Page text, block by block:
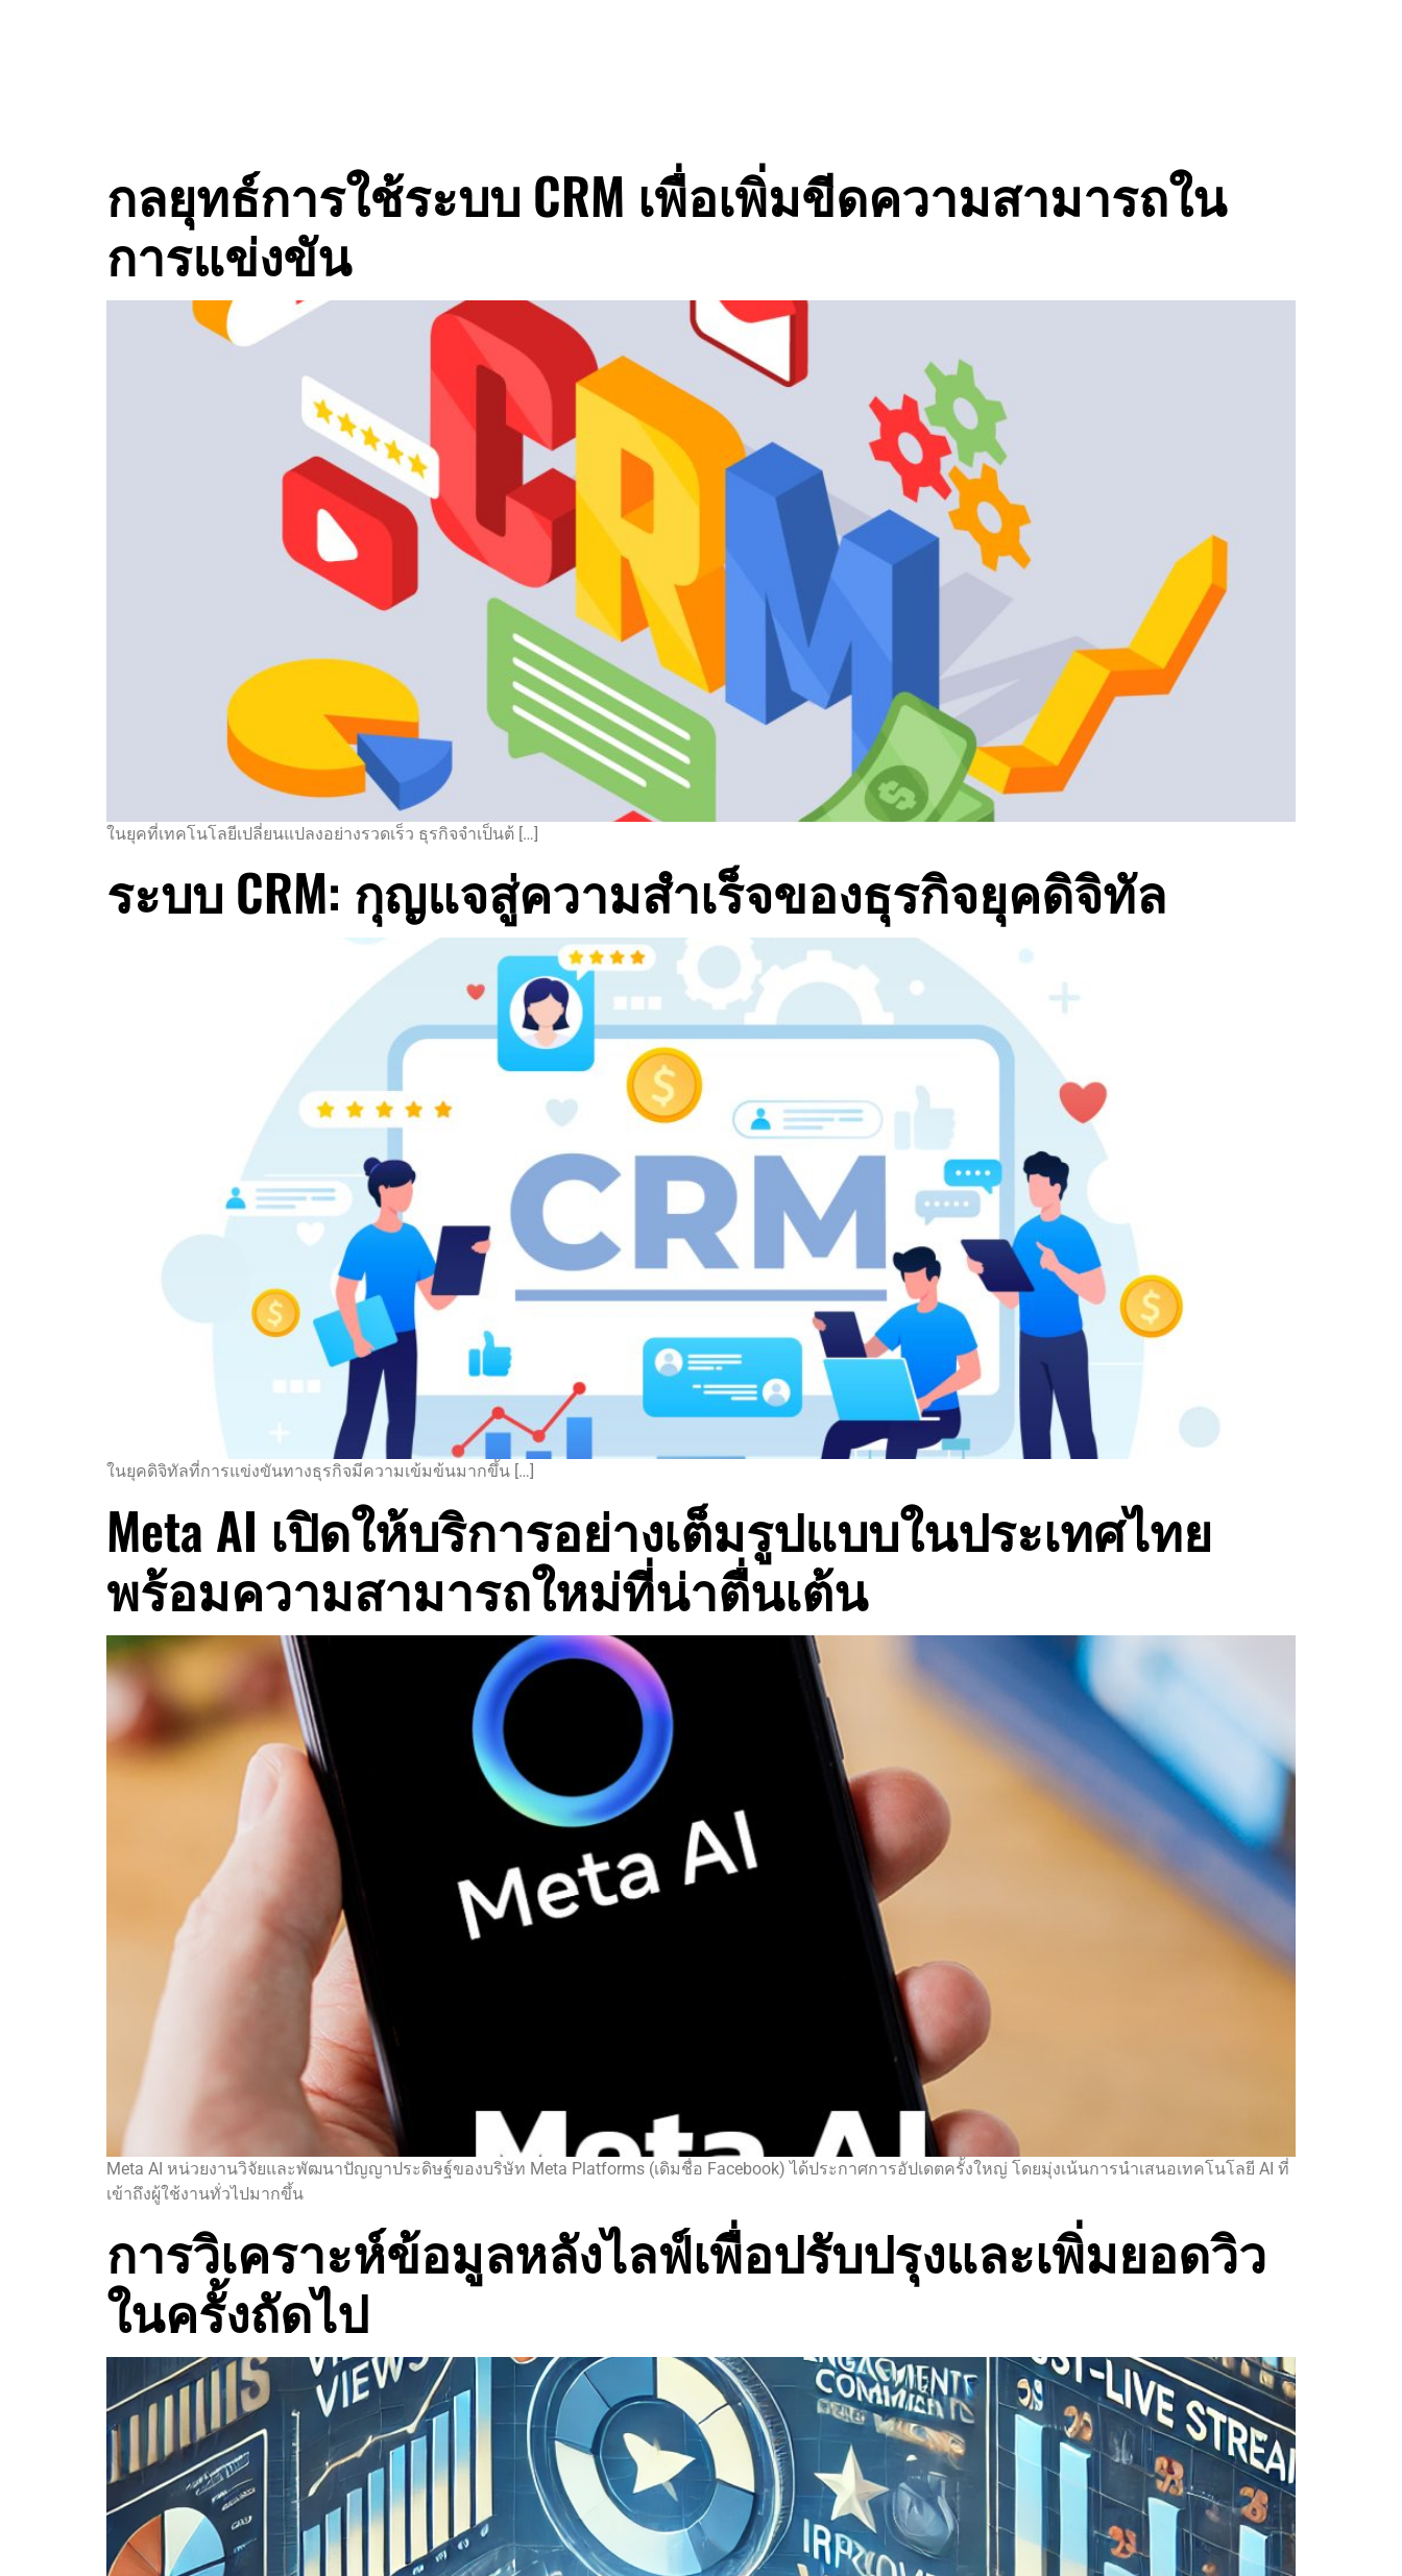
กลยุทธ์การใช้ระบบ CRM เพื่อเพิ่มขีดความสามารถใน
การแข่งขัน
ในยุคที่เทคโนโลยีเปลี่ยนแปลงอย่างรวดเร็ว ธุรกิจจำเป็นต้ […]
ระบบ CRM: กุญแจสู่ความสำเร็จของธุรกิจยุคดิจิทัล
ในยุคดิจิทัลที่การแข่งขันทางธุรกิจมีความเข้มข้นมากขึ้น […]
Meta AI เปิดให้บริการอย่างเต็มรูปแบบในประเทศไทย
พร้อมความสามารถใหม่ที่น่าตื่นเต้น
Meta AI หน่วยงานวิจัยและพัฒนาปัญญาประดิษฐ์ของบริษัท Meta Platforms (เดิมชื่อ Facebook) ได้ประกาศการอัปเดตครั้งใหญ่ โดยมุ่งเน้นการนำเสนอเทคโนโลยี AI ที่
เข้าถึงผู้ใช้งานทั่วไปมากขึ้น
การวิเคราะห์ข้อมูลหลังไลฟ์เพื่อปรับปรุงและเพิ่มยอดวิว
ในครั้งถัดไป